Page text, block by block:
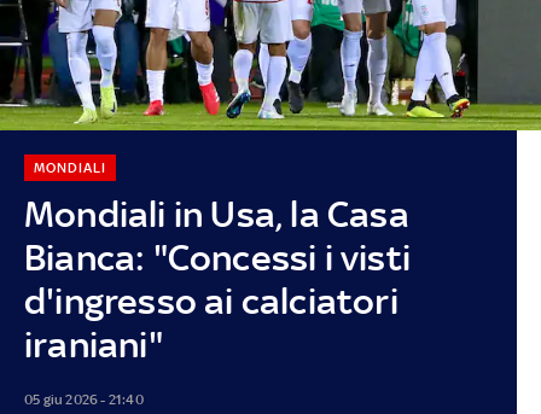
Mondiali in Usa, la Casa
Bianca: "Concessi i visti
d'ingresso ai calciatori
iraniani"
MONDIALI
05 giu 2026 - 21:40